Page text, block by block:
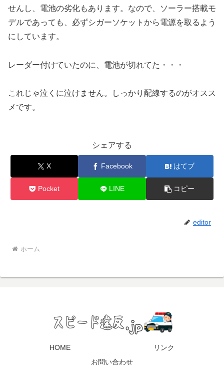
せんし、電池の劣化もあります。なので、ソーラー搭載モ
デルであっても、必ずシガーソケットから電源を取るよう
にしています。
レーダー付けていたのに、電池が切れてた・・・
これじゃ泣くに泣けません。しっかり配線するのがオスス
メです。
シェアする
X Facebook はてブ
Pocket LINE コピー
editor
ホーム
HOME
リンク
お問い合わせ